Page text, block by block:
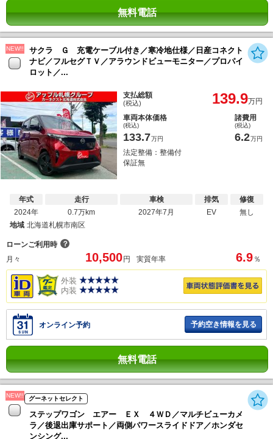
無料電話
NEW!!
サクラ Ｇ 充電ケーブル付き／寒冷地仕様／日産コネクト
ナビ／フルセグＴＶ／アラウンドビューモニター／プロパイ
ロット／...
支払総額
(税込) 139.9万円
車両本体価格
(税込)
133.7万円
諸費用
(税込)
6.2万円
法定整備：整備付
保証無
年式
2024年
走行
0.7万km
車検
2027年7月
排気
EV
修復
無し
地域 北海道札幌市南区
ローンご利用時 ？
月々
10,500 円 実質年率 6.9 ％
外装
内装
オンライン予約 予約空き情報を見る
無料電話
NEW!! グーネットセレクト
ステップワゴン エアー ＥＸ ４ＷＤ／マルチビューカメ
ラ／後退出庫サポート／両側パワースライドドア／ホンダセ
ンシング...